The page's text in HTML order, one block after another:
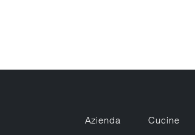
Azienda Cucine